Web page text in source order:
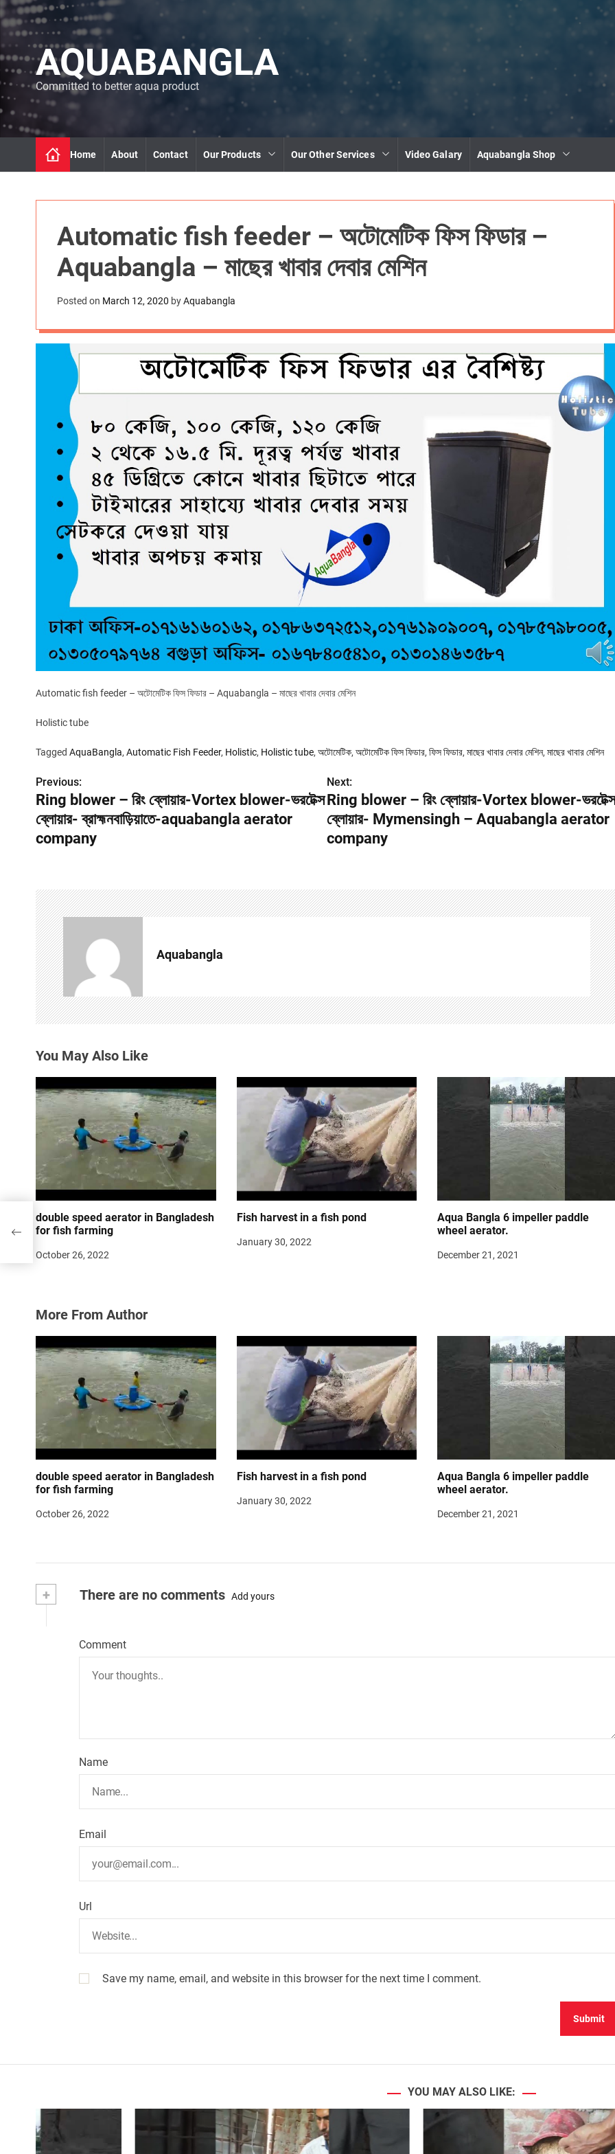
S
k
p
o
c
o
n
n
AQUABANGLA
Committed to better aqua product
Home About Contact Our Products Our Other Services Video Galary Aquabangla Shop
Automatic fish feeder – অটোমেটিক ফিস ফিডার –
Aquabangla – মাছের খাবার দেবার মেশিন
Posted on March 12, 2020 byAquabangla
Automatic fish feeder – অটোমেটিক ফিস ফিডার – Aquabangla – মাছের খাবার দেবার মেশিন
Holistic tube
Tagged AquaBangla, Automatic Fish Feeder, Holistic, Holistic tube, অটোমেটিক, অটোমেটিক ফিস ফিডার, ফিস ফিডার, মাছের খাবার দেবার মেশিন, মাছের খাবার মেশিন
P
o
s
n
a
v
i
g
a
t
i
o
Previous:
Ring blower – রিং ব্লোয়ার-Vortex blower-ভরটেক্স
ব্লোয়ার- ব্রাহ্মনবাড়িয়াতে-aquabangla aerator
company
Next:
Ring blower – রিং ব্লোয়ার-Vortex blower-ভরটেক্স
ব্লোয়ার- Mymensingh – Aquabangla aerator
company
Aquabangla
You May Also Like
double speed aerator in Bangladesh
for fish farming
October 26, 2022
Fish harvest in a fish pond
January 30, 2022
Aqua Bangla 6 impeller paddle
wheel aerator.
December 21, 2021
More From Author
double speed aerator in Bangladesh
for fish farming
October 26, 2022
Fish harvest in a fish pond
January 30, 2022
Aqua Bangla 6 impeller paddle
wheel aerator.
December 21, 2021
+ There are no comments Add yours
Comment
Name
Email
Url
Save my name, email, and website in this browser for the next time I comment.
YOU MAY ALSO LIKE: